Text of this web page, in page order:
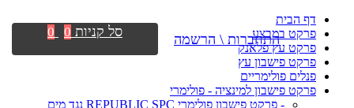
דף הבית
פרקט במבצע
פרקט עץ פלאנק
פרקט פישבון עץ
פנלים פולימריים
פרקט פישבון למינציה - פולימרי
- פרקט פישבון פולימרי REPUBLIC SPC נגד מים
התחברות \ הרשמה סל קניות 0
0